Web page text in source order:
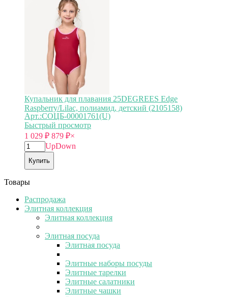
Купальник для плавания 25DEGREES Edge
Raspberry/Lilac, полиамид, детский (2105158)
Арт.:СОЦБ-00001761(U)
Быстрый просмотр
1 029 ₽ 879 ₽×
UpDown
Купить
Товары
Распродажа
Элитная коллекция
Элитная коллекция
Элитная посуда
Элитная посуда
Элитные наборы посуды
Элитные тарелки
Элитные салатники
Элитные чашки